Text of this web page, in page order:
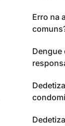
Erro na
Dengue